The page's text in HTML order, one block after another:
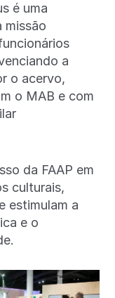
é uma
missão
a
o acervo,
o MAB e com
da FAAP em
culturais,
estimulam a
e o